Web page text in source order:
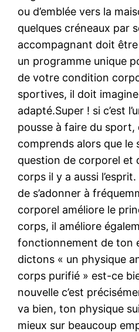
ou d’emblée vers la
quelques créneaux par
accompagnant doit
un programme unique
de votre condition
sportives, il doit
adapté.Super ! si c’est
pousse à faire du sport,
comprends alors que le
question de corporel et
corps il y a aussi
de s’adonner à
corporel améliore le
corps, il améliore
fonctionnement de ton
dictons « un physique
corps purifié » est-ce
nouvelle c’est
va bien, ton physique
mieux sur beaucoup